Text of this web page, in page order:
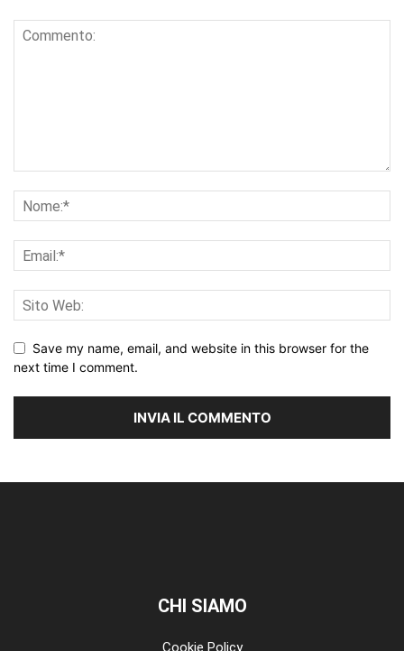
Save my name, email, and website in this browser for the
next time I comment.
CHI SIAMO
Cookie Policy